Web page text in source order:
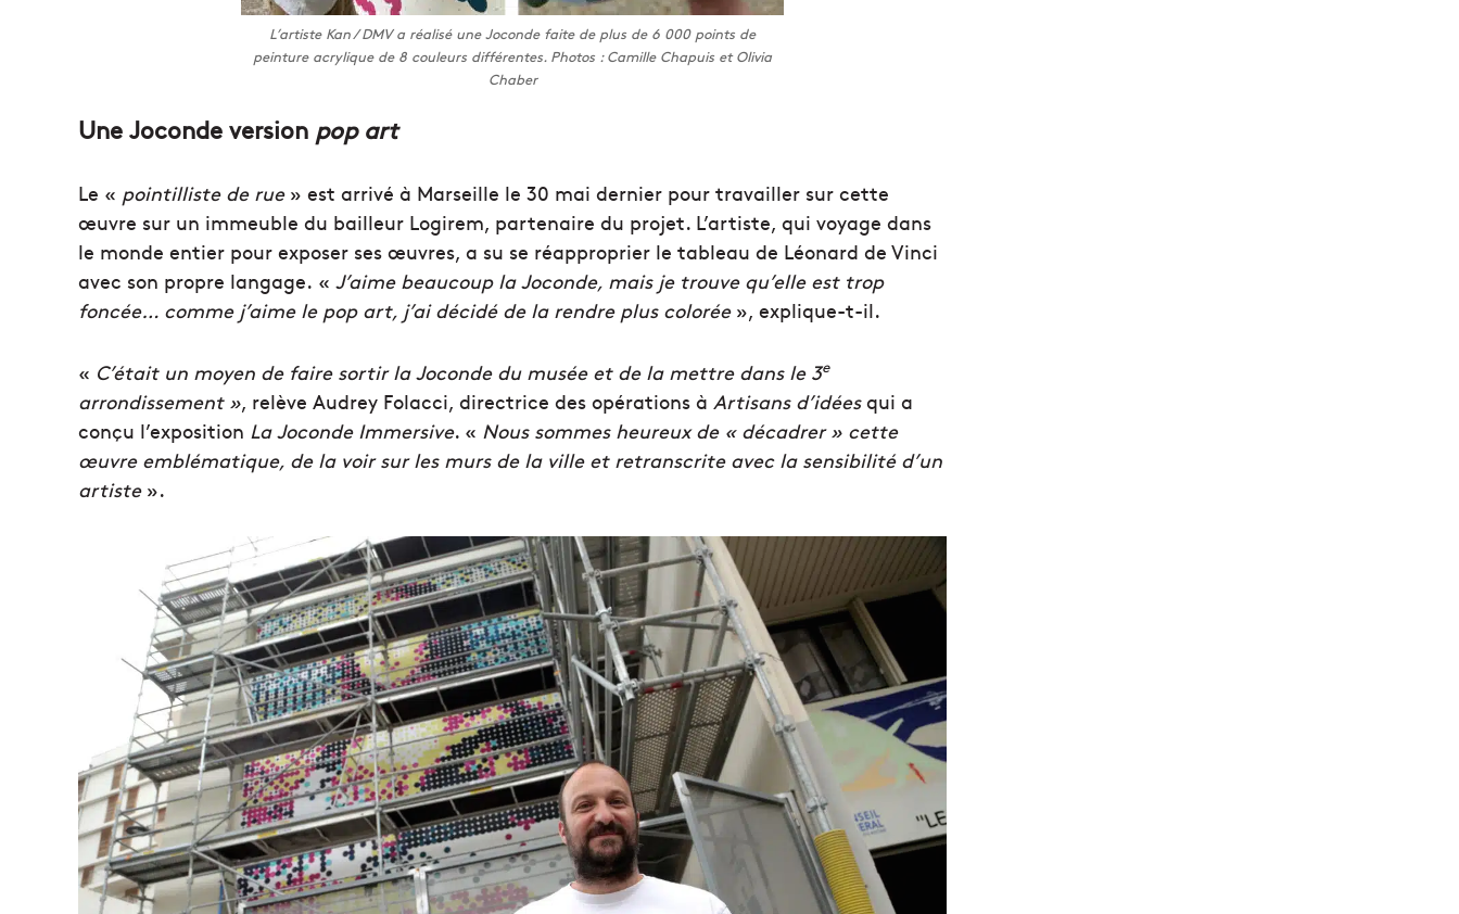
L’artiste Kan / DMV a réalisé une Joconde faite de plus de 6 000 points de
peinture acrylique de 8 couleurs différentes. Photos : Camille Chapuis et Olivia
Chaber
Une Joconde version pop art
Le « pointilliste de rue » est arrivé à Marseille le 30 mai dernier pour travailler sur cette
œuvre sur un immeuble du bailleur Logirem, partenaire du projet. L’artiste, qui voyage dans
le monde entier pour exposer ses œuvres, a su se réapproprier le tableau de Léonard de Vinci
avec son propre langage. « J’aime beaucoup la Joconde, mais je trouve qu’elle est trop
foncée… comme j’aime le pop art, j’ai décidéde la rendre plus colorée», explique-t-il.
« C’était un moyen de faire sortir la Joconde du musée et de la mettre dans le 3e
arrondissement », relève Audrey Folacci, directrice des opérations à Artisans d’idéesqui a
conçu l’exposition La Joconde Immersive. « Nous sommes heureux de « décadrer » cette
œuvre emblématique, de la voir sur les murs de la ville et retranscrite avec la sensibilité d’un
artiste».